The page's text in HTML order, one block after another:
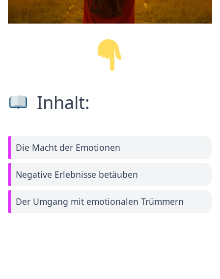
Inhalt:
Die Macht der Emotionen
Negative Erlebnisse betäuben
Der Umgang mit emotionalen Trümmern